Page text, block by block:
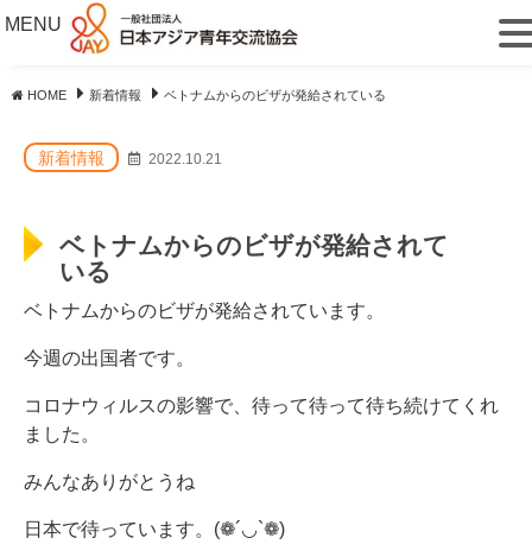
HOME 新着情報 ベトナムからのビザが発給されている
新着情報 2022.10.21
ベトナムからのビザが発給されて
いる
ベトナムからのビザが発給されています。
今週の出国者です。
コロナウィルスの影響で、待って待って待ち続けてくれ
ました。
みんなありがとうね
日本で待っています。(❁´◡`❁)
MENU